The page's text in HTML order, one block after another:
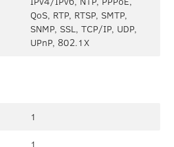
QoS, RTP, RTSP, SMTP,
SNMP, SSL, TCP/IP, UDP,
UPnP, 802.1X
1
1